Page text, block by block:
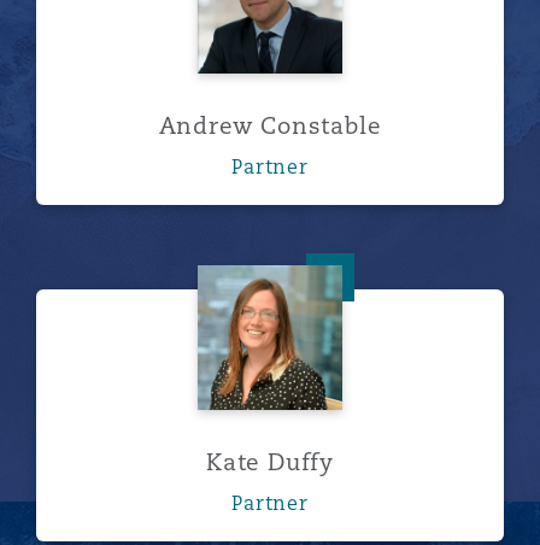
Andrew Constable
Partner
Kate Duffy
Kate Duffy
Partner